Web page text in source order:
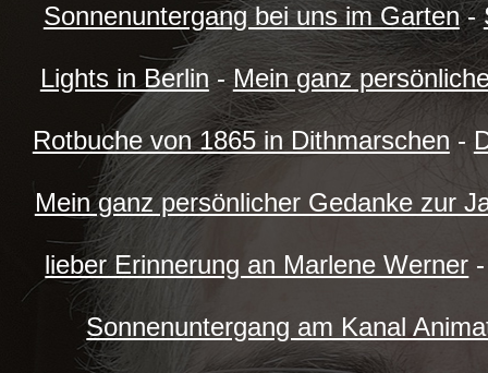
Sonnenuntergang bei uns im Garten-
Lights in Berlin-Mein ganz
Rotbuche von 1865 in Dithmarschen-
Mein ganz persönlicher Gedanke zur
lieber Erinnerung an Marlene Werner
Sonnenuntergang am Kanal